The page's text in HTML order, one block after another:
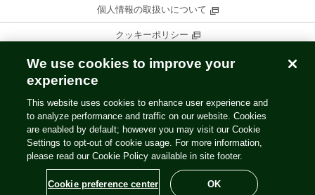
個人情報の取扱いについて
クッキーポリシー
コミュニティ・ガイドライン
ウェブプライバシーポリシー
お問い合わせ
Copyright © 2026 SSP CO., LTD. All rights reserved
We use cookies to improve your
experience
This website uses cookies to enhance user experience and
to analyze performance and traffic on our website. Cookies
are enabled by default; however you may visit our Cookie
Settings to opt-out of cookie usage. For more information,
please read our Cookie Policy available in site footer.
Cookie preference center OK